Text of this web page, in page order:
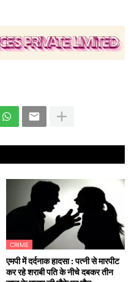
CRIME
एमपी में दर्दनाक हादसा : पत्नी से मारपीट
कर रहे शराबी पति के नीचे दबकर तीन